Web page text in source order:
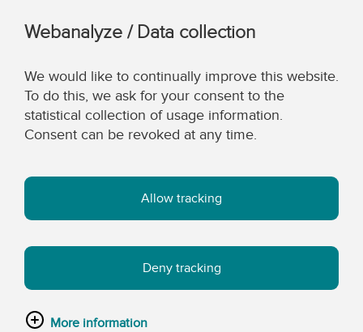
Webanalyze / Data collection
We would like to continually improve this website.
To do this, we ask for your consent to the
statistical collection of usage information.
Consent can be revoked at any time.
Allow tracking
Deny tracking
More information